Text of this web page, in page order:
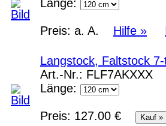
Länge:
Preis: a. A. Hilfe »
Langstock, Faltstock
Art.-Nr.: FLF7AKXXX
Länge:
Preis: 127.00 €